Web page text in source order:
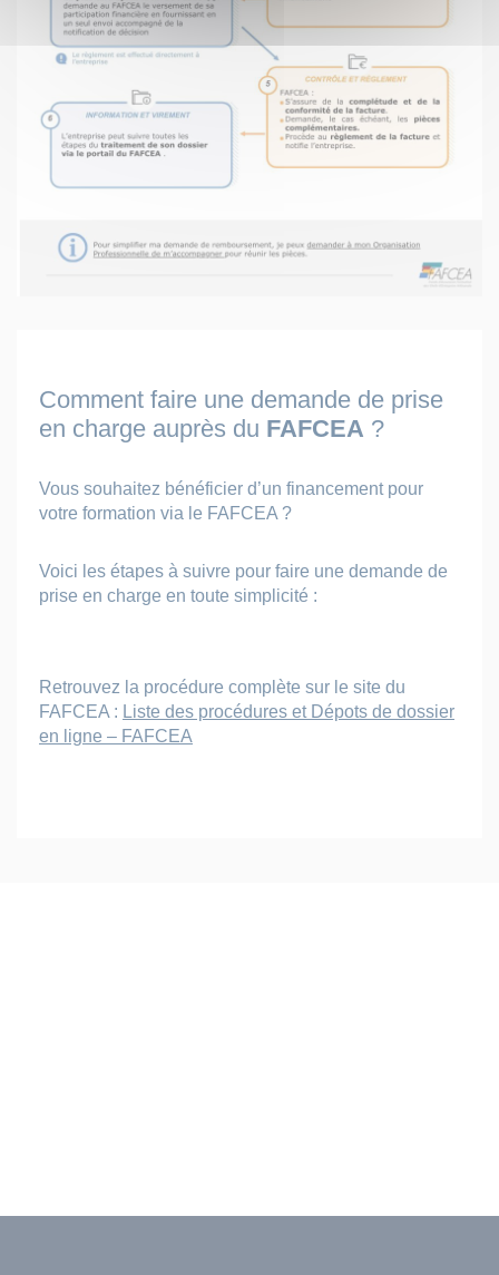
Comment faire une demande de prise
en charge auprès du FAFCEA ?
Vous souhaitez bénéficier d’un financement pour
votre formation via le FAFCEA ?
Voici les étapes à suivre pour faire une demande de
prise en charge en toute simplicité :
Retrouvez la procédure complète sur le site du
FAFCEA : Liste des procédures et Dépots de dossier
en ligne – FAFCEA